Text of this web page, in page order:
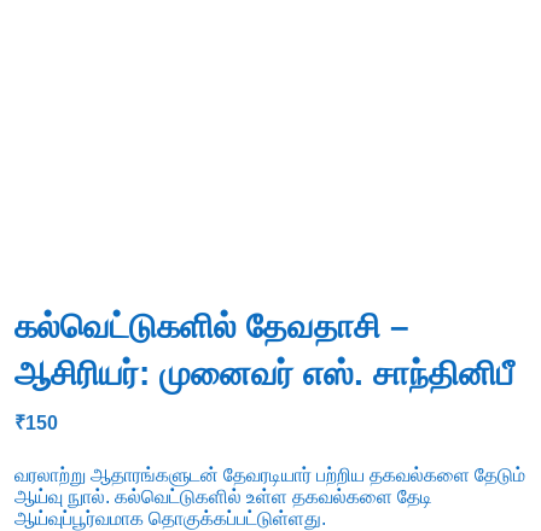
கல்வெட்டுகளில் தேவதாசி –
ஆசிரியர்: முனைவர் எஸ். சாந்தினிபீ
₹150
வரலாற்று ஆதாரங்களுடன் தேவரடியார் பற்றிய தகவல்களை தேடும்
ஆய்வு நுால். கல்வெட்டுகளில் உள்ள தகவல்களை தேடி
ஆய்வுப்பூர்வமாக தொகுக்கப்பட்டுள்ளது.